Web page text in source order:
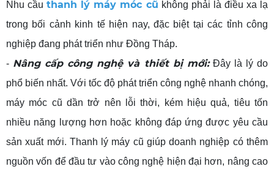
Nhu cầuthanh lý máy móc cũ không phải là điều xa lạ
trong bối cảnh kinh tế hiện nay, đặc biệt tại các tỉnh công
nghiệp đang phát triển như Đồng Tháp.
- Nâng cấp công nghệ và thiết bị mới:Đây là lý do
phổ biến nhất. Với tốc độ phát triển công nghệ nhanh chóng,
máy móc cũ dần trở nên lỗi thời, kém hiệu quả, tiêu tốn
nhiều năng lượng hơn hoặc không đáp ứng được yêu cầu
sản xuất mới. Thanh lý máy cũ giúp doanh nghiệp có thêm
nguồn vốn để đầu tư vào công nghệ hiện đại hơn, nâng cao